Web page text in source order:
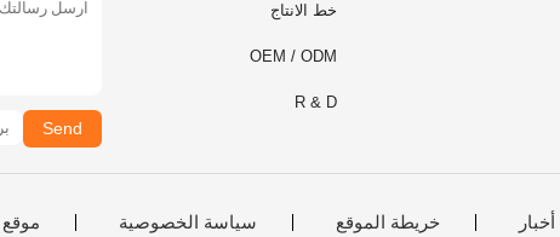
خط الانتاج
OEM / ODM
R & D
Send
أخبار خريطة الموقع سياسة الخصوصية موقع